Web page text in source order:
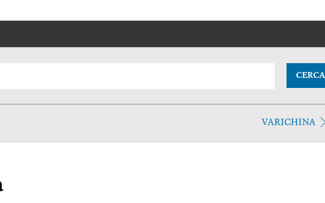
CERCA
VARICHINA